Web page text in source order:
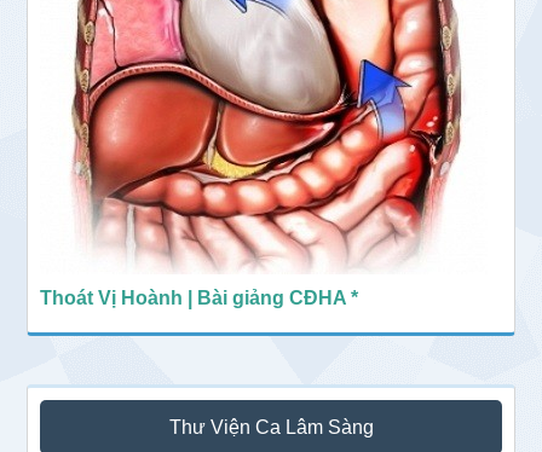
Thoát Vị Hoành | Bài giảng CĐHA *
Thư Viện Ca Lâm Sàng